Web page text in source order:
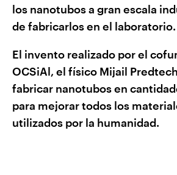
los nanotubos a gran escala
de fabricarlos en el laboratorio.
El invento realizado por el
OCSiAl, el físico Mijail
fabricar nanotubos en
para mejorar todos los
utilizados por la humanidad.